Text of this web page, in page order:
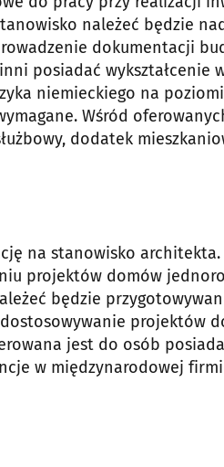
należeć będzie
dokumentacji
posiadać wykształcenie
niemieckiego na
Wśród
dodatek
na stanowisko
projektów domów
będzie
projektów
jest do osób
w międzynarodowej